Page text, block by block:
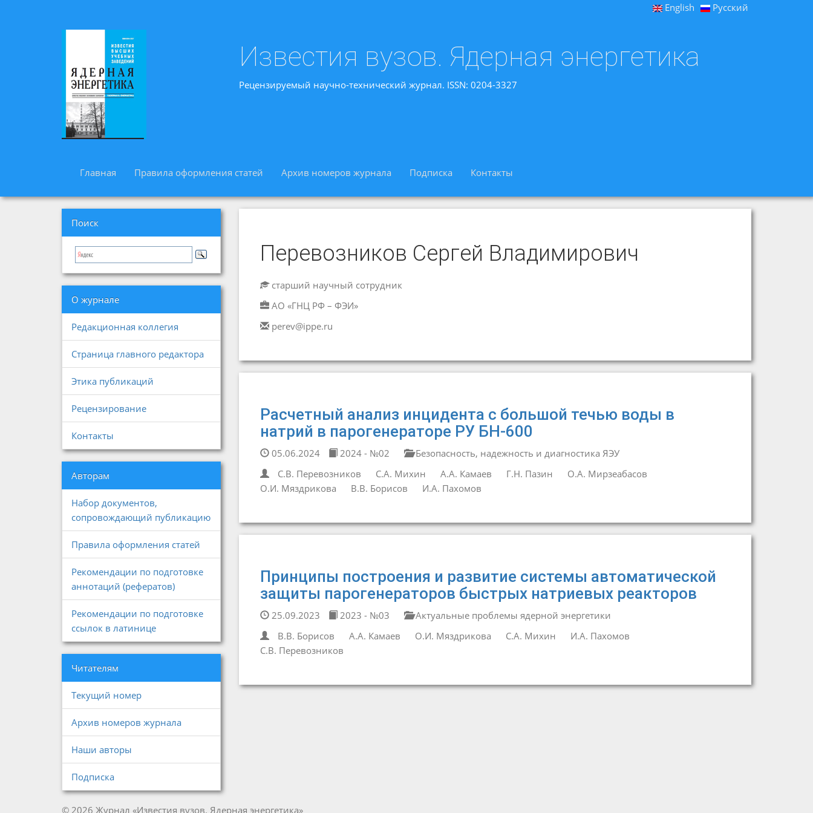
English Русский
Известия вузов. Ядерная энергетика
Рецензируемый научно-технический журнал. ISSN: 0204-3327
Главная Правила оформления статей Архив номеров журнала Подписка Контакты
Поиск
О журнале
Редакционная коллегия
Страница главного редактора
Этика публикаций
Рецензирование
Контакты
Авторам
Набор документов,
сопровождающий публикацию
Правила оформления статей
Рекомендации по подготовке
аннотаций (рефератов)
Рекомендации по подготовке
ссылок в латинице
Читателям
Текущий номер
Архив номеров журнала
Наши авторы
Подписка
Перевозников Сергей Владимирович
старший научный сотрудник
АО «ГНЦ РФ – ФЭИ»
perev@ippe.ru
Расчетный анализ инцидента с большой течью воды в
натрий в парогенераторе РУ БН-600
05.06.2024 2024 - №02
Безопасность, надежность и диагностика ЯЭУ
С.В. Перевозников
С.А. Михин А.А. Камаев Г.Н. Пазин
О.А. Мирзеабасов
О.И. Мяздрикова
В.В. Борисов И.А. Пахомов
Принципы построения и развитие системы автоматической
защиты парогенераторов быстрых натриевых реакторов
25.09.2023 2023 - №03
Актуальные проблемы ядерной энергетики
В.В. Борисов
А.А. Камаев О.И. Мяздрикова С.А. Михин
И.А. Пахомов
С.В. Перевозников
© 2026 Журнал «Известия вузов. Ядерная энергетика»